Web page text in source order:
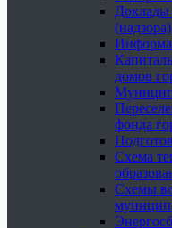
Доклады
домов
фонда
Схема
Схемы